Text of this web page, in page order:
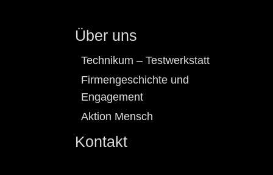
Über uns
Technikum – Testwerkstatt
Firmengeschichte und
Engagement
Aktion Mensch
Kontakt